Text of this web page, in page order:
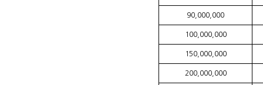
90,000,000
100,000,000
150,000,000
200,000,000